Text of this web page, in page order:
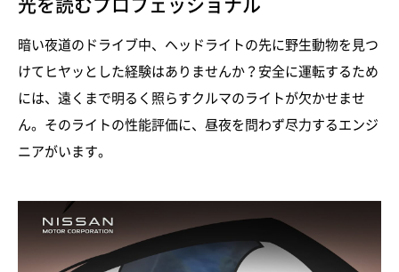
暗い夜道のドライブ中、ヘッドライトの先に野生動物を見つ
けてヒヤッとした経験はありませんか？安全に運転するため
には、遠くまで明るく照らすクルマのライトが欠かせませ
ん。そのライトの性能評価に、昼夜を問わず尽力するエンジ
ニアがいます。